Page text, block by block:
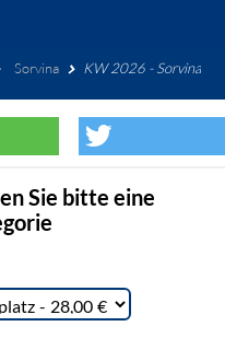
Sorvina KW 2026 - Sorvina
Sie bitte eine